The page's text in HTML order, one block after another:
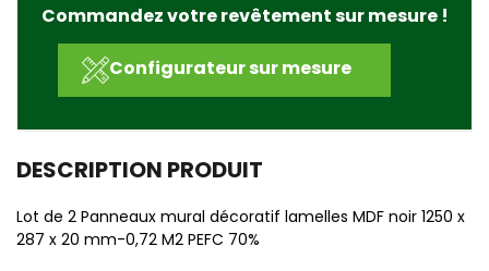
Commandez votre revêtement sur mesure !
Configurateur sur mesure
DESCRIPTION PRODUIT
Lot de 2 Panneaux mural décoratif lamelles MDF noir 1250 x
287 x 20 mm-0,72 M2 PEFC 70%